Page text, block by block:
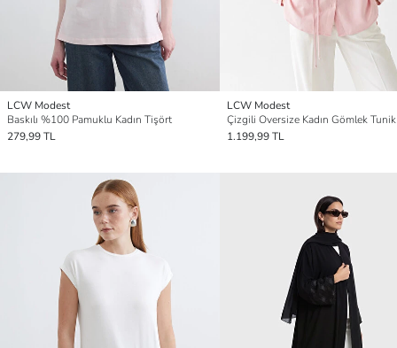
LCW Modest
Baskılı %100 Pamuklu Kadın Tişört
279,99 TL
LCW Modest
Çizgili Oversize Kadın Gömlek Tunik
1.199,99 TL